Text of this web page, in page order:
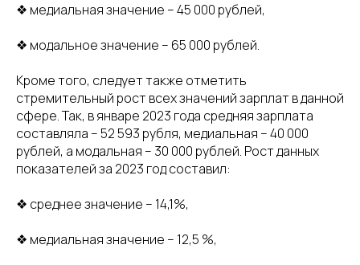
❖ медиальная значение – 45 000 рублей,
❖ модальное значение – 65 000 рублей.
Кроме того, следует также отметить
стремительный рост всех значений зарплат в данной
сфере. Так, в январе 2023 года средняя зарплата
составляла – 52 593 рубля, медиальная – 40 000
рублей, а модальная – 30 000 рублей. Рост данных
показателей за 2023 год составил:
❖ среднее значение – 14,1%,
❖ медиальная значение – 12,5 %,